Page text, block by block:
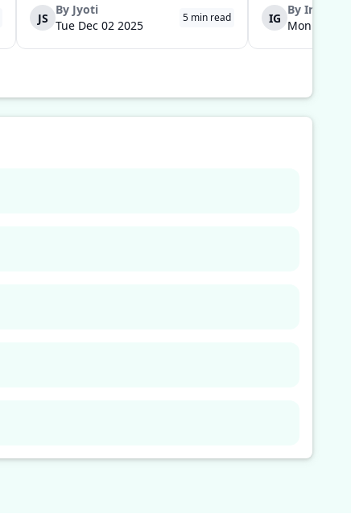
21% सालाना वृद्धि दर्शाती है और भारत में अंतिम‑मील
परिवहन तथा छोटे ऑपरेटरों में बढ़ती मा...
JS
By Jyoti
Tue Dec 02 2025
5 min read
बढ़ाने की योजना बना
में अपने आफ्टरमार्केट ...
IG
By
Mon Dec